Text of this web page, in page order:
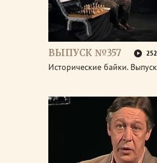
ВЫПУСК №357
Исторические байки.